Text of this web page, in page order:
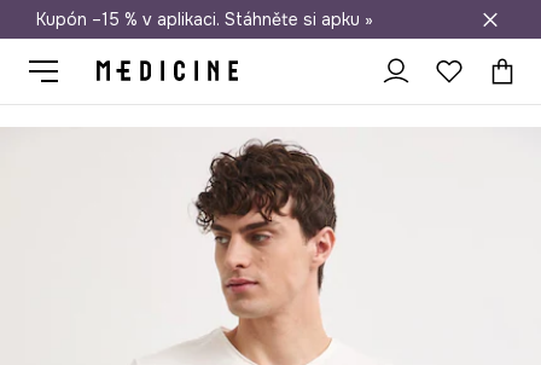
Doprava zdarma při nákupu nad 1 200 Kč
Kupón –15 % v aplikaci. Stáhněte si apku »